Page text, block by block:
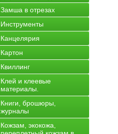
Замша в отрезах
Инструменты
Канцелярия
Картон
Квиллинг
Клей и клеевые
материалы.
Книги, брошюры,
журналы
Кожзам, экокожа,